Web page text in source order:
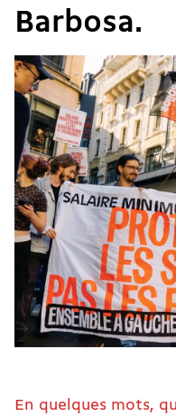
Barbosa.
En quelques mots,